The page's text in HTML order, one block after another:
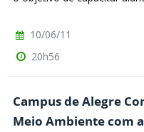
10/06/11
20h56
Campus de Alegre
Meio Ambiente com